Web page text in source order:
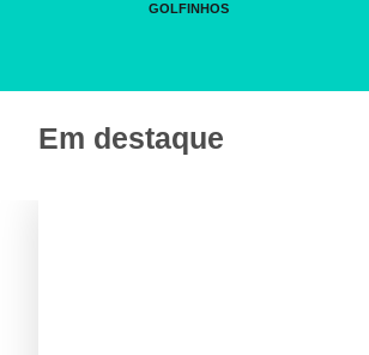
GOLFINHOS
Em destaque